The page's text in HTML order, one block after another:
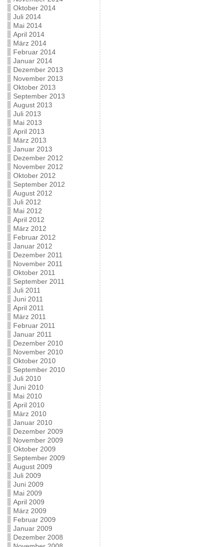
Oktober 2014
Juli 2014
Mai 2014
April 2014
März 2014
Februar 2014
Januar 2014
Dezember 2013
November 2013
Oktober 2013
September 2013
August 2013
Juli 2013
Mai 2013
April 2013
März 2013
Januar 2013
Dezember 2012
November 2012
Oktober 2012
September 2012
August 2012
Juli 2012
Mai 2012
April 2012
März 2012
Februar 2012
Januar 2012
Dezember 2011
November 2011
Oktober 2011
September 2011
Juli 2011
Juni 2011
April 2011
März 2011
Februar 2011
Januar 2011
Dezember 2010
November 2010
Oktober 2010
September 2010
Juli 2010
Juni 2010
Mai 2010
April 2010
März 2010
Januar 2010
Dezember 2009
November 2009
Oktober 2009
September 2009
August 2009
Juli 2009
Juni 2009
Mai 2009
April 2009
März 2009
Februar 2009
Januar 2009
Dezember 2008